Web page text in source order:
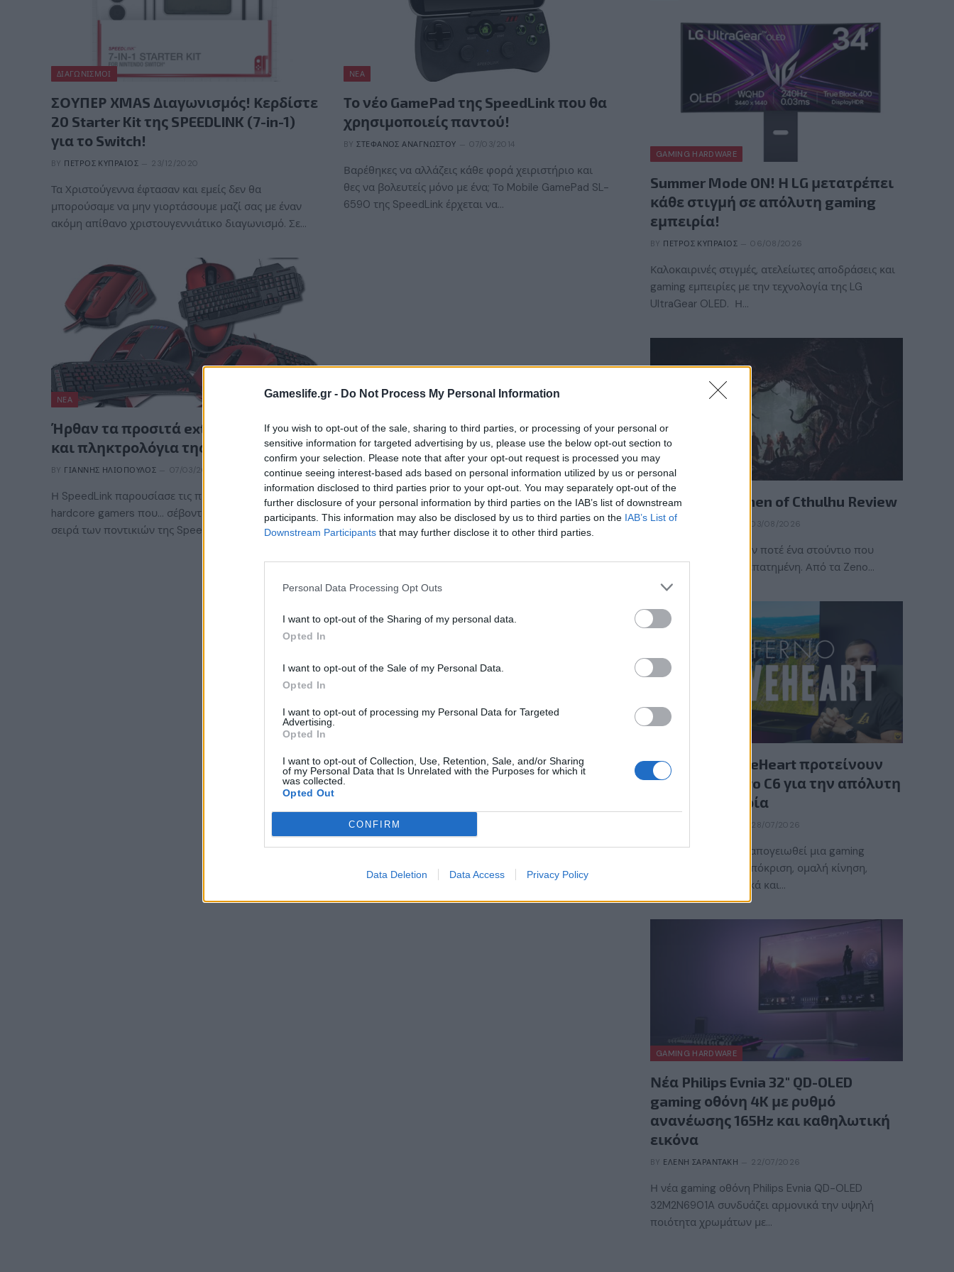
Gameslife.gr - Do Not Process My Personal Information
If you wish to opt-out of the sale, sharing to third parties, or processing of your personal or
sensitive information for targeted advertising by us, please use the below opt-out section to
confirm your selection. Please note that after your opt-out request is processed you may
continue seeing interest-based ads based on personal information utilized by us or personal
information disclosed to third parties prior to your opt-out. You may separately opt-out of the
further disclosure of your personal information by third parties on the IAB’s list of downstream
participants. This information may also be disclosed by us to third parties on the IAB’s List of
Downstream Participants that may further disclose it to other third parties.
Personal Data Processing Opt Outs
I want to opt-out of the Sharing of my personal data.
Opted In
I want to opt-out of the Sale of my Personal Data.
Opted In
I want to opt-out of processing my Personal Data for Targeted
Advertising.
Opted In
I want to opt-out of Collection, Use, Retention, Sale, and/or Sharing
of my Personal Data that Is Unrelated with the Purposes for which it
was collected.
Opted Out
CONFIRM
Data Deletion Data Access Privacy Policy
ΔΙΑΓΩΝΙΣΜΟΊ
ΣΟΥΠΕΡ XMAS Διαγωνισμός! Κερδίστε
20 Starter Kit της SPEEDLINK (7-in-1)
για το Switch!
BY ΠΈΤΡΟΣ ΚΥΠΡΑΊΟΣ 23/12/2020
Τα Χριστούγεννα έφτασαν και εμείς δεν θα
μπορούσαμε να μην γιορτάσουμε μαζί σας με έναν
ακόμη απίθανο χριστουγεννιάτικο διαγωνισμό. Σε…
ΝΈΑ
Το νέο GamePad της SpeedLink που θα
χρησιμοποιείς παντού!
BY ΣΤΈΦΑΝΟΣ ΑΝΑΓΝΏΣΤΟΥ 07/03/2014
Βαρέθηκες να αλλάζεις κάθε φορά χειριστήριο και
θες να βολευτείς μόνο με ένα; Το Mobile GamePad SL-
6590 της SpeedLink έρχεται να…
ΝΈΑ
Ήρθαν τα προσιτά extreme ποντίκια
και πληκτρολόγια της SpeedLink
BY ΓΙΆΝΝΗΣ ΗΛΙΌΠΟΥΛΟΣ 07/03/2014
Η SpeedLink παρουσίασε τις προτάσεις της για τους
hardcore gamers που… σέβονται τους εαυτούς τους.Η
σειρά των ποντικιών της SpeedLink…
GAMING HARDWARE
Summer Mode ON! Η LG μετατρέπει
κάθε στιγμή σε απόλυτη gaming
εμπειρία!
BY ΠΈΤΡΟΣ ΚΥΠΡΑΊΟΣ 06/08/2026
Καλοκαιρινές στιγμές, ατελείωτες αποδράσεις και
gaming εμπειρίες με την τεχνολογία της LG
UltraGear OLED. Η…
REVIEWS
The Mound: Omen of Cthulhu Review
BY ΠΈΤΡΟΣ ΚΥΠΡΑΊΟΣ 03/08/2026
Η ACE Team δεν ήταν ποτέ ένα στούντιο που
ακολουθούσε την πεπατημένη. Από τα Zeno…
Οι InfernoBraveHeart προτείνουν
την LG OLED evo C6 για την απόλυτη
gaming εμπειρία
28/07/2026
Τι χρειάζεται για να απογειωθεί μια gaming
εμπειρία; Γρήγορη απόκριση, ομαλή κίνηση,
εντυπωσιακά γραφικά και…
GAMING HARDWARE
Νέα Philips Evnia 32″ QD-OLED
gaming οθόνη 4K με ρυθμό
ανανέωσης 165Hz και καθηλωτική
εικόνα
BY ΕΛΈΝΗ ΣΑΡΑΝΤΆΚΗ 22/07/2026
Η νέα gaming οθόνη Philips Evnia QD-OLED
32M2N6901A συνδυάζει αρμονικά την υψηλή
ποιότητα χρωμάτων με…